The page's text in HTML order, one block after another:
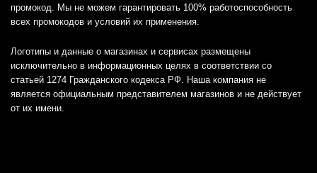
промокод. Мы не можем гарантировать 100% работоспособность
всех промокодов и условий их применения.
Логотипы и данные о магазинах и сервисах размещены
исключительно в информационных целях в соответствии со
статьей 1274 Гражданского кодекса РФ. Наша компания не
является официальным представителем магазинов и не действует
от их имени.